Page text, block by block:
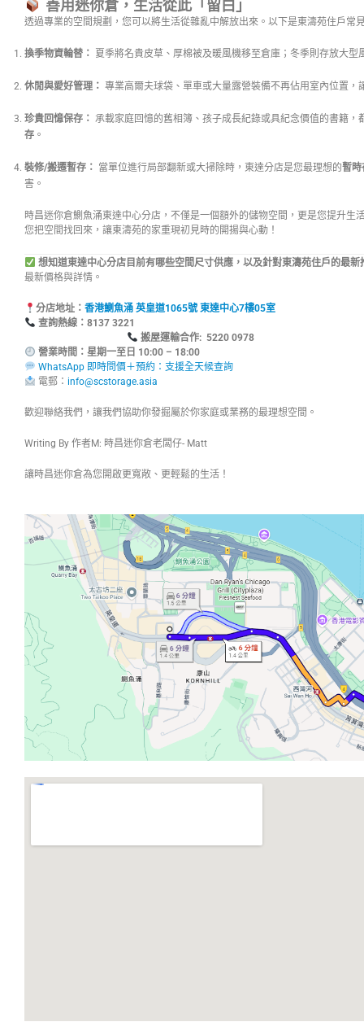
善用迷你倉，生活從此「留白」
透過專業的空間規劃，您可以將生活從雜亂中解放出來。以下是東濤苑住戶常
換季物資輪替： 夏季將名貴皮草、厚棉被及暖風機移至倉庫；冬季則存放大型
休閒與愛好管理： 專業高爾夫球袋、單車或大量露營裝備不再佔用室內位置，
珍貴回憶保存： 承載家庭回憶的舊相簿、孩子成長紀錄或具紀念價值的書籍，
存 。
裝修/搬遷暫存： 當單位進行局部翻新或大掃除時，東達分店是您最理想的暫時
害。
時昌迷你倉鰂魚涌東達中心分店，不僅是一個額外的儲物空間，更是您提升生
您把空間找回來，讓東濤苑的家重現初見時的開揚與心動！
想知道東達中心分店目前有哪些空間尺寸供應，以及針對東濤苑住戶的最新
最新價格與詳情。
分店地址： 香港鰂魚涌 英皇道1065號 東達中心7樓05室
查詢熱線：
搬屋運輸合作: 5220 0978
營業時間：星期一至日 10:00 – 18:00
WhatsApp 即時問價＋預約：支援全天候查詢
電郵： info@scstorage.asia
歡迎聯絡我們，讓我們協助你發掘屬於你家庭或業務的最理想空間。
Writing By 作者M: 時昌迷你倉老闆仔- Matt
讓時昌迷你倉為您開啟更寬敞、更輕鬆的生活！